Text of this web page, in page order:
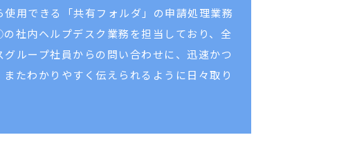
用できる「共有フォルダ」の申請処理業務
社内ヘルプデスク業務を担当しており、全
ループ社員からの問い合わせに、迅速かつ
たわかりやすく伝えられるように日々取り